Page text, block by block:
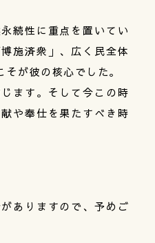
続性に重点を置いてい
施済衆」、広く民全体
が彼の核心でした。
ます。そして今この時
や奉仕を果たすべき時
ありますので、予めご